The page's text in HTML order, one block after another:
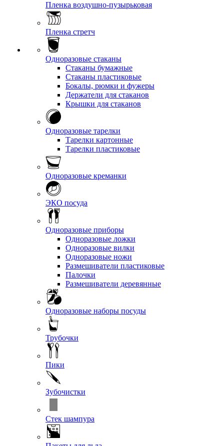
Пленка воздушно-пузырьковая
Пленка стретч
Одноразовые стаканы
Стаканы бумажные
Стаканы пластиковые
Бокалы, рюмки и фужеры
Держатели для стаканов
Крышки для стаканов
Одноразовые тарелки
Тарелки картонные
Тарелки пластиковые
Одноразовые креманки
ЭКО посуда
Одноразовые приборы
Одноразовые ложки
Одноразовые вилки
Одноразовые ножи
Размешиватели пластиковые
Палочки
Размешиватели деревянные
Одноразовые наборы посуды
Трубочки
Пики
Зубочистки
Стек шампура